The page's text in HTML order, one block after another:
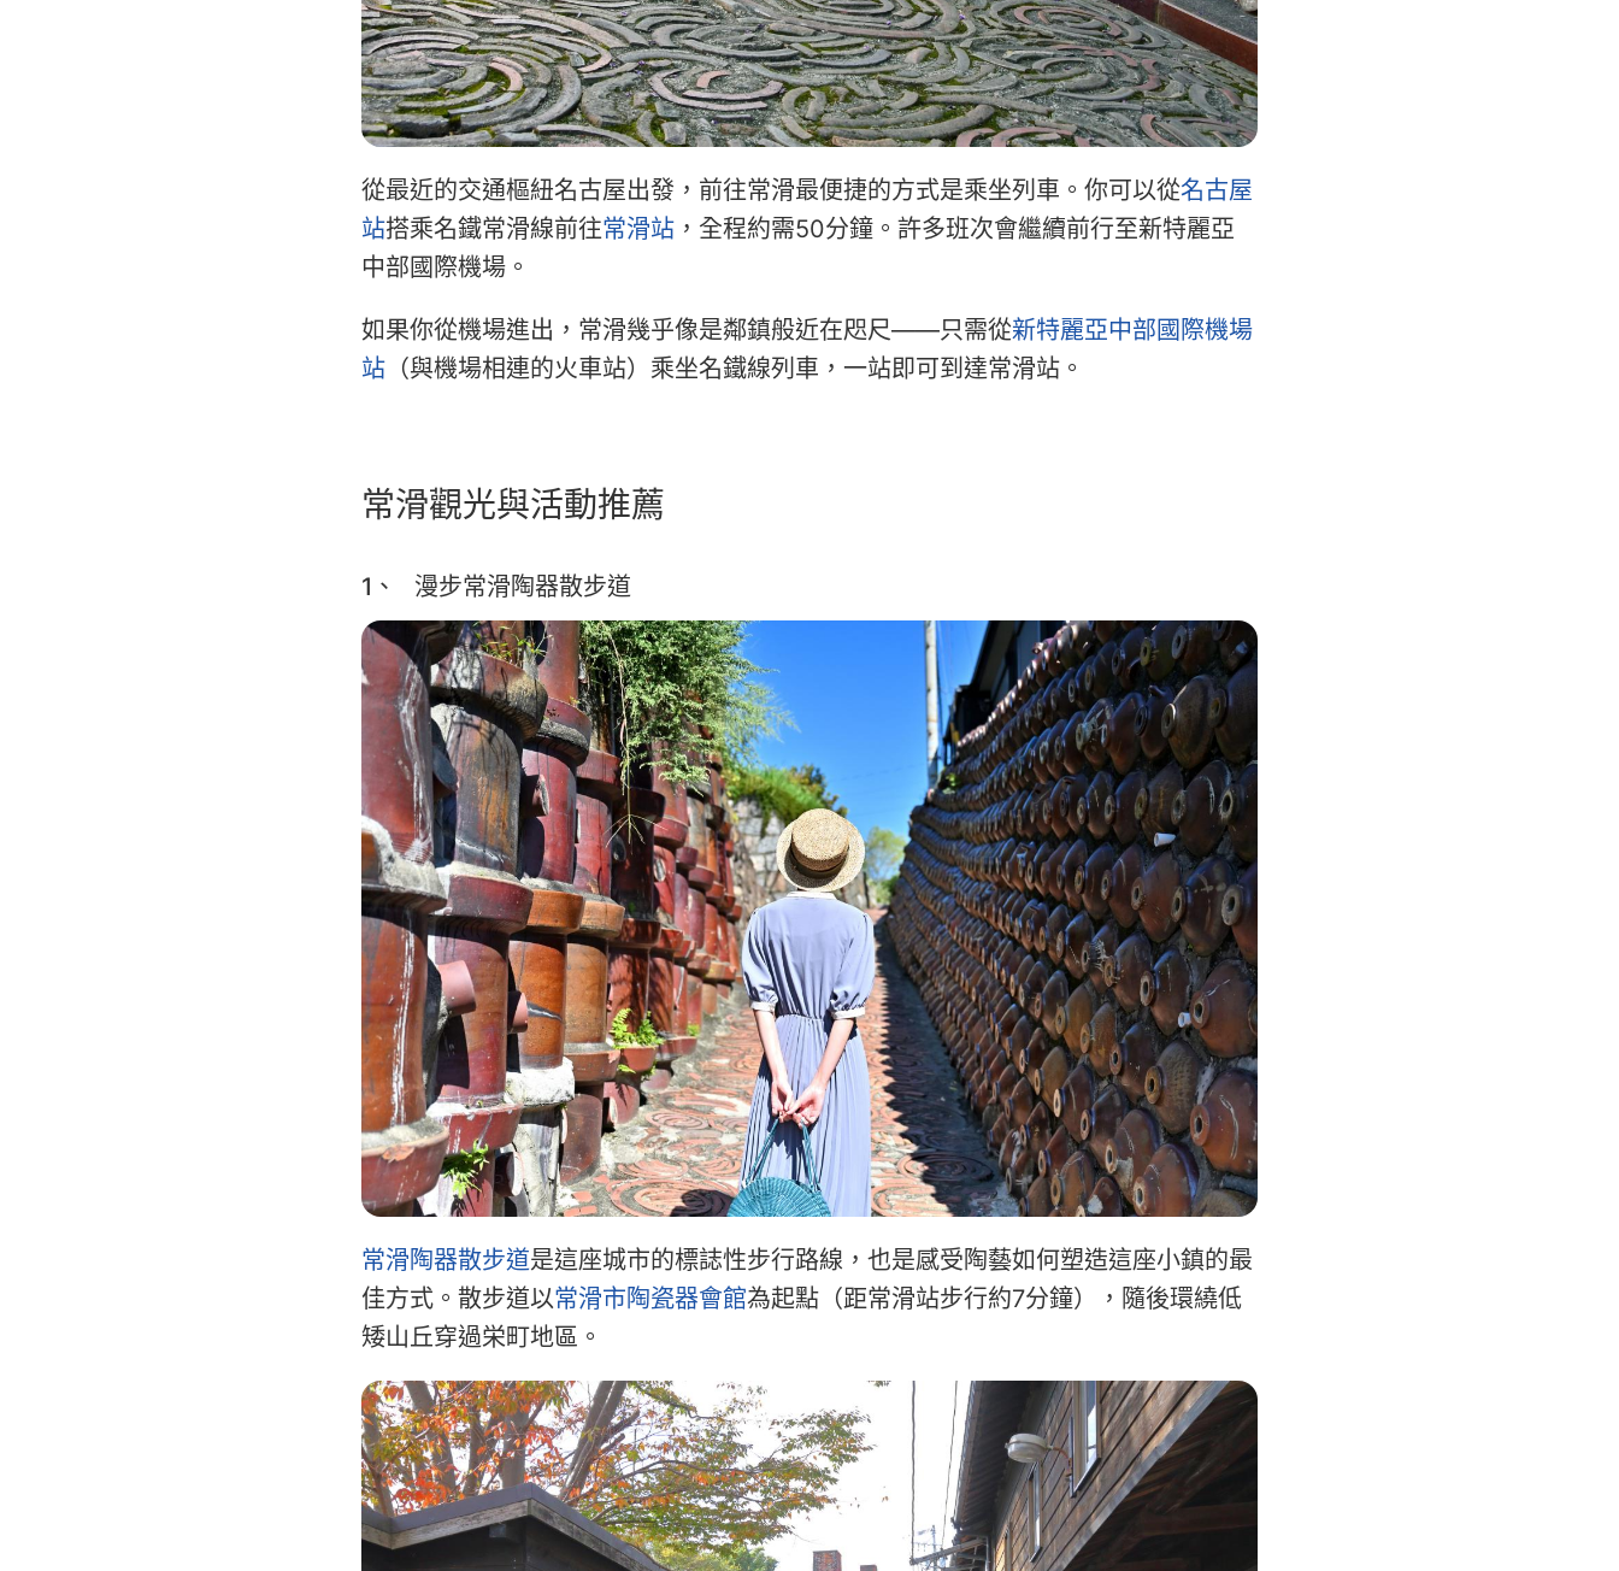
從最近的交通樞紐名古屋出發，前往常滑最便捷的方式是乘坐列車。你可以從名古屋
站搭乘名鐵常滑線前往常滑站 ，全程約需50分鐘。許多班次會繼續前行至新特麗亞
中部國際機場。
如果你從機場進出，常滑幾乎像是鄰鎮般近在咫尺——只需從新特麗亞中部國際機場
站 （與機場相連的火車站）乘坐名鐵線列車，一站即可到達常滑站。
常滑觀光與活動推薦
1、 漫步常滑陶器散步道
Image
常滑陶器散步道是這座城市的標誌性步行路線，也是感受陶藝如何塑造這座小鎮的最
佳方式。散步道以常滑市陶瓷器會館為起點（距常滑站步行約7分鐘），隨後環繞低
矮山丘穿過栄町地區。
Image